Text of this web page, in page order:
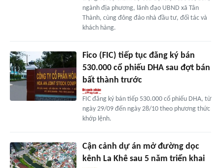
ngành địa phương, lãnh đạo UBND xã Tân
Thành, cùng đông đảo nhà đầu tư, đối tác và
khách hàng.
Fico (FIC) tiếp tục đăng ký bán
530.000 cổ phiếu DHA sau đợt bán
bất thành trước
FIC đăng ký bán tiếp 530.000 cổ phiếu DHA, từ
ngày 29/09 đến ngày 28/10 theo phương thức
khớp lệnh.
Cận cảnh dự án mở đường dọc
kênh La Khê sau 5 năm triển khai